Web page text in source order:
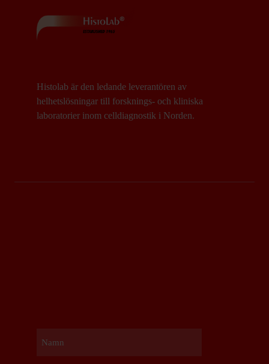
Histolab är den ledande leverantören av
helhetslösningar till forsknings- och kliniska
laboratorier inom celldiagnostik i Norden.